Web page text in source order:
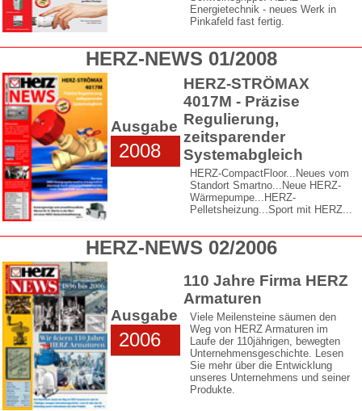
Energietechnik - neues Werk in
Pinkafeld fast fertig.
HERZ-NEWS 01/2008
Ausgabe
2008
HERZ-STRÖMAX
4017M - Präzise
Regulierung,
zeitsparender
Systemabgleich
HERZ-CompactFloor...Neues vom
Standort Smartno...Neue HERZ-
Wärmepumpe...HERZ-
Pelletsheizung...Sport mit HERZ...
HERZ-NEWS 02/2006
Ausgabe
2006
110 Jahre Firma HERZ
Armaturen
Viele Meilensteine säumen den
Weg von HERZ Armaturen im
Laufe der 110jährigen, bewegten
Unternehmensgeschichte. Lesen
Sie mehr über die Entwicklung
unseres Unternehmens und seiner
Produkte.